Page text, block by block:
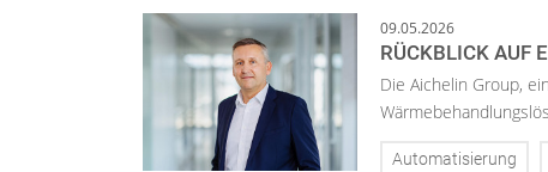
09.05.2026
RÜCKBLICK AUF
Die Aichelin Group,
Automatisierung